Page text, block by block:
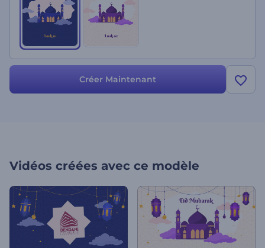
Créer Maintenant
Vidéos créées avec ce modèle